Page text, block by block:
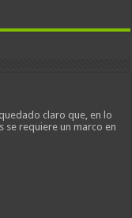
claro que, en lo
se requiere un marco en